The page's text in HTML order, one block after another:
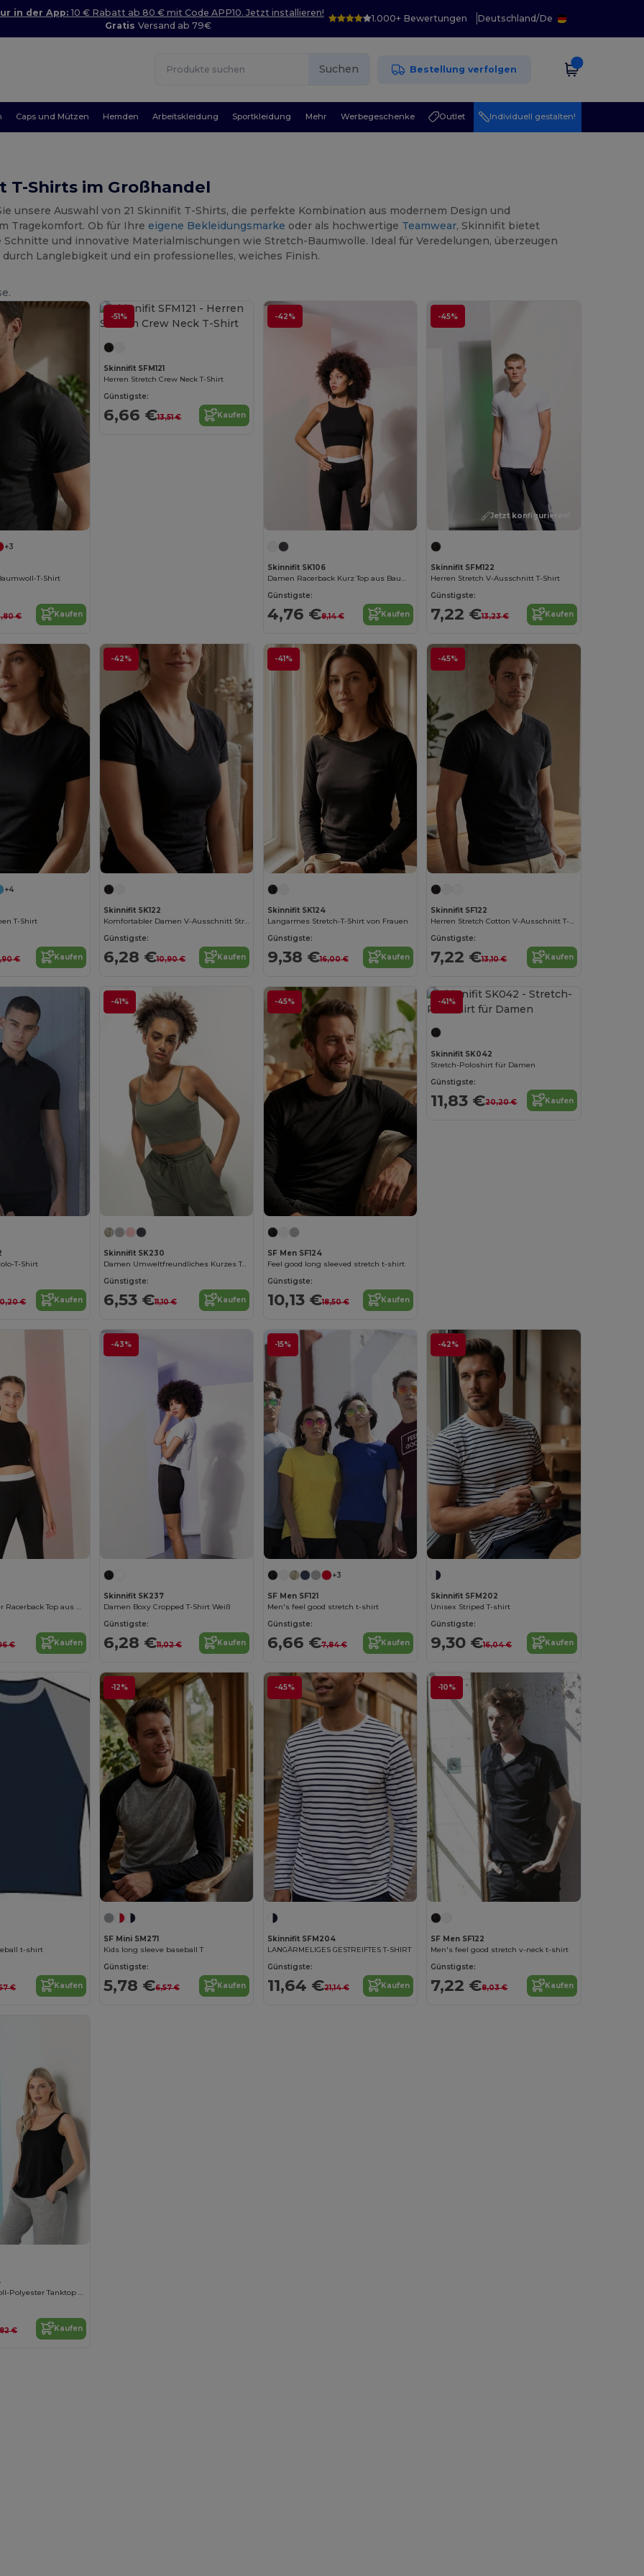
in der App: 10 € Rabatt ab 80 € mit Code APP10. Jetzt installieren!
GratisVersand ab 79€
1.000+ Bewertungen Deutschland/De
Suchen Bestellung verfolgen
Caps und Mützen Hemden Arbeitskleidung Sportkleidung Mehr Werbegeschenke Outlet Individuell gestalten!
T-Shirts im Großhandel
unsere Auswahl von 21 Skinnifit T-Shirts, die perfekte Kombination aus modernem Design und
Tragekomfort. Ob für Ihre eigene Bekleidungsmarke oder als hochwertige Teamwear, Skinnifit bietet
und innovative Materialmischungen wie Stretch-Baumwolle. Ideal für Veredelungen, überzeugen
durch Langlebigkeit und ein professionelles, weiches Finish.
+3
T-Shirt
€ Kaufen
-51%
Skinnifit SFM121
Herren Stretch Crew Neck T-Shirt
Günstigste:
6,66 €13,51 € Kaufen
-42%
Skinnifit SK106
Damen Racerback Kurz Top aus Baumwollmischung
Günstigste:
4,76 €8,14 € Kaufen
-45%
Jetzt konfigurieren!
Skinnifit SFM122
Herren Stretch V-Ausschnitt T-Shirt
Günstigste:
7,22 €13,23 € Kaufen
+4
T-Shirt
€ Kaufen
-42%
Skinnifit SK122
Komfortabler Damen V-Ausschnitt Stretch-Shirt
Günstigste:
6,28 €10,90 € Kaufen
-41%
Skinnifit SK124
Langarmes Stretch-T-Shirt von Frauen
Günstigste:
9,38 €16,00 € Kaufen
-45%
Skinnifit SF122
Herren Stretch Cotton V-Ausschnitt T-Shirt
Günstigste:
7,22 €13,10 € Kaufen
T-Shirt
€ Kaufen
-41%
Skinnifit SK230
Damen Umweltfreundliches Kurzes Top mit Verstellbaren Trägern
Günstigste:
6,53 €11,10 € Kaufen
-45%
SF Men SF124
Feel good long sleeved stretch t-shirt
Günstigste:
10,13 €18,50 € Kaufen
-41%
Skinnifit SK042
Stretch-Poloshirt für Damen
Günstigste:
11,83 €20,20 € Kaufen
Bequemer Kinder Racerback Top aus Baumwolle
€ Kaufen
-43%
Skinnifit SK237
Damen Boxy Cropped T-Shirt Weiß
Günstigste:
6,28 €11,02 € Kaufen
-15%
+3
SF Men SF121
Men's feel good stretch t-shirt
Günstigste:
6,66 €7,84 € Kaufen
-42%
Skinnifit SFM202
Unisex Striped T-shirt
Günstigste:
9,30 €16,04 € Kaufen
t-shirt
€ Kaufen
-12%
SF Mini SM271
Kids long sleeve baseball T
Günstigste:
5,78 €6,57 € Kaufen
-45%
Skinnifit SFM204
LANGÄRMELIGES GESTREIFTES T-SHIRT
Günstigste:
11,64 €21,14 € Kaufen
-10%
SF Men SF122
Men's feel good stretch v-neck t-shirt
Günstigste:
7,22 €8,03 € Kaufen
Damen Baumwoll-Polyester Tanktop mit Rundhalsausschnitt
€ Kaufen